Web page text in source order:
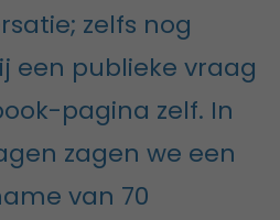
zelfs nog
een publieke vraag
pagina zelf. In
zagen we een
van 70